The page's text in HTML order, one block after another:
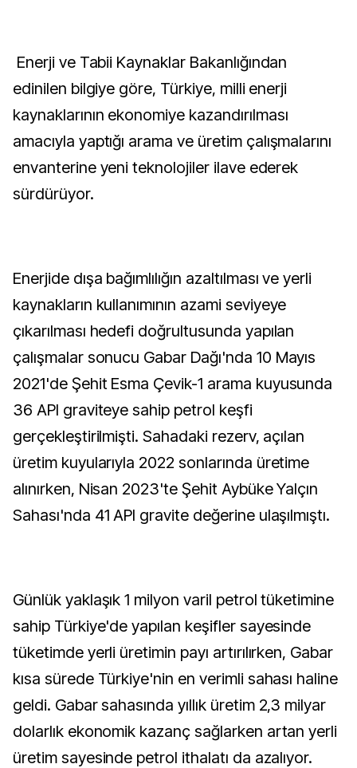
Enerji ve Tabii Kaynaklar Bakanlığından
edinilen bilgiye göre, Türkiye, milli enerji
kaynaklarının ekonomiye kazandırılması
amacıyla yaptığı arama ve üretim çalışmalarını
envanterine yeni teknolojiler ilave ederek
sürdürüyor.
Enerjide dışa bağımlılığın azaltılması ve yerli
kaynakların kullanımının azami seviyeye
çıkarılması hedefi doğrultusunda yapılan
çalışmalar sonucu Gabar Dağı'nda 10 Mayıs
2021'de Şehit Esma Çevik-1 arama kuyusunda
36 API graviteye sahip petrol keşfi
gerçekleştirilmişti. Sahadaki rezerv, açılan
üretim kuyularıyla 2022 sonlarında üretime
alınırken, Nisan 2023'te Şehit Aybüke Yalçın
Sahası'nda 41 API gravite değerine ulaşılmıştı.
Günlük yaklaşık 1 milyon varil petrol tüketimine
sahip Türkiye'de yapılan keşifler sayesinde
tüketimde yerli üretimin payı artırılırken, Gabar
kısa sürede Türkiye'nin en verimli sahası haline
geldi. Gabar sahasında yıllık üretim 2,3 milyar
dolarlık ekonomik kazanç sağlarken artan yerli
üretim sayesinde petrol ithalatı da azalıyor.